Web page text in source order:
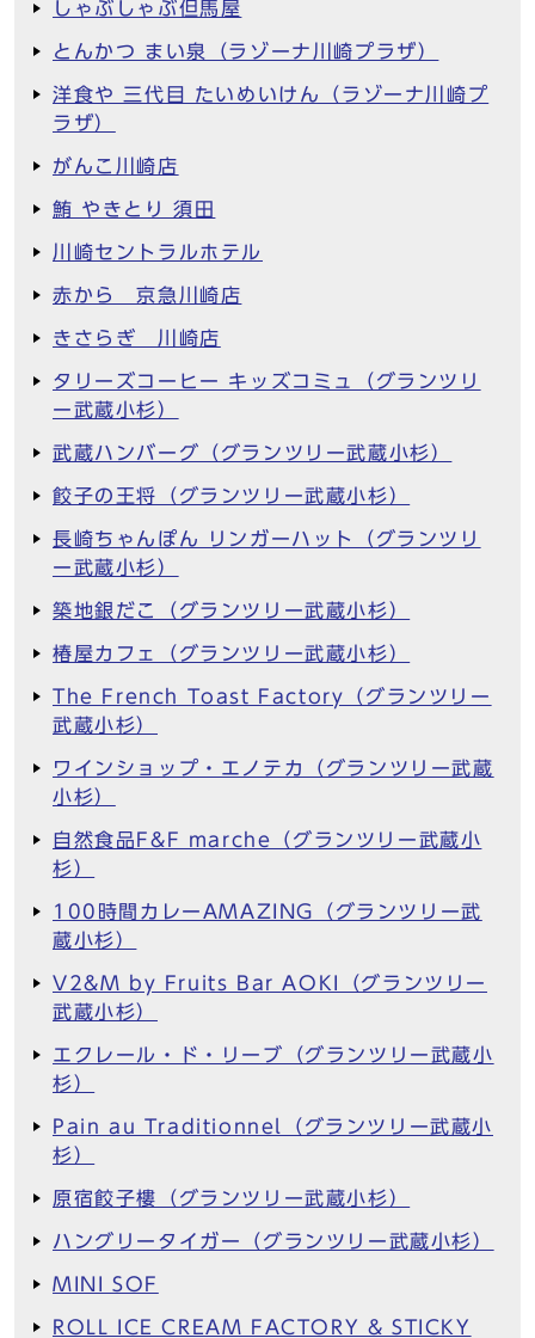
しゃぶしゃぶ但馬屋
とんかつ まい泉（ラゾーナ川崎プラザ）
洋食や 三代目 たいめいけん（ラゾーナ川崎プ
ラザ）
がんこ川崎店
鮪 やきとり 須田
川崎セントラルホテル
赤から 京急川崎店
きさらぎ 川崎店
タリーズコーヒー キッズコミュ（グランツリ
ー武蔵小杉）
武蔵ハンバーグ（グランツリー武蔵小杉）
餃子の王将（グランツリー武蔵小杉）
長崎ちゃんぽん リンガーハット（グランツリ
ー武蔵小杉）
築地銀だこ（グランツリー武蔵小杉）
椿屋カフェ（グランツリー武蔵小杉）
The French Toast Factory（グランツリー
武蔵小杉）
ワインショップ・エノテカ（グランツリー武蔵
小杉）
自然食品F&F marche（グランツリー武蔵小
杉）
100時間カレーAMAZING（グランツリー武
蔵小杉）
V2&M by Fruits Bar AOKI（グランツリー
武蔵小杉）
エクレール・ド・リーブ（グランツリー武蔵小
杉）
Pain au Traditionnel（グランツリー武蔵小
杉）
原宿餃子樓（グランツリー武蔵小杉）
ハングリータイガー（グランツリー武蔵小杉）
MINI SOF
ROLL ICE CREAM FACTORY & STICKY